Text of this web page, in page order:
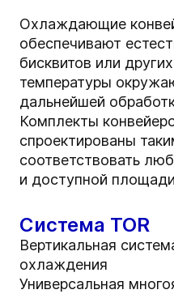
Охлаждающие
обеспечивают
бисквитов или
температуры
дальнейшей
Комплекты
спроектированы
соответствовать
и доступной
Система TOR
Вертикальная
охлаждения
Универсальная